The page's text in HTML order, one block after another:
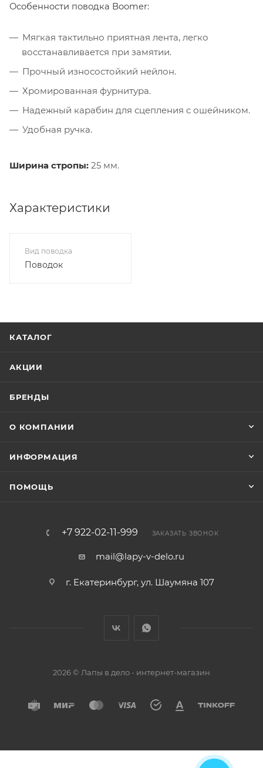
Особенности поводка Boomer:
Мягкая тактильно приятная лента, легко
восстанавливается при замятии.
Прочный износостойкий нейлон.
Хромированная фурнитура.
Надежный карабин для сцепления с ошейником.
Удобная ручка.
Ширина стропы: 25 мм.
Характеристики
Вид поводка
Поводок
КАТАЛОГ
АКЦИИ
БРЕНДЫ
О КОМПАНИИ
ИНФОРМАЦИЯ
ПОМОЩЬ
+7 922-02-11-999 ЗАКАЗАТЬ ЗВОНОК
mail@lapy-v-delo.ru
г. Екатеринбург, ул. Шаумяна 107
2026 © Лапы в дело - интернет-магазин